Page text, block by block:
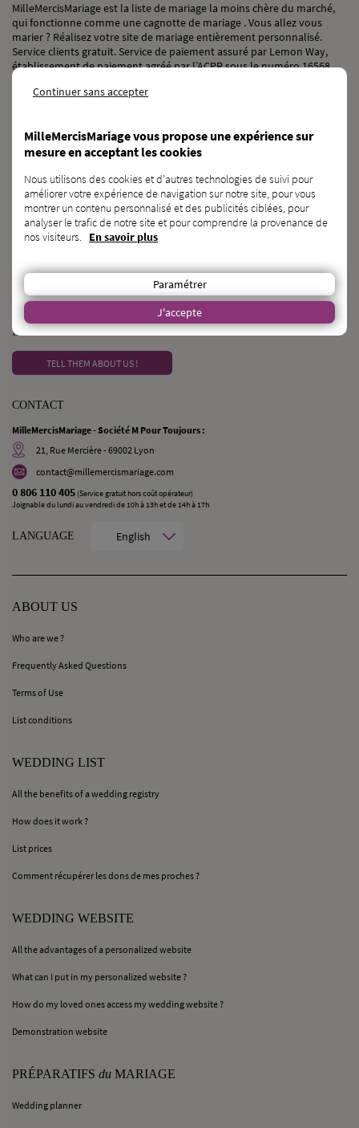
MilleMercisMariage est la liste de mariage la moins chère du marché,
qui fonctionne comme une cagnotte de mariage . Vous allez vous
marier ? Réalisez votre site de mariage entièrement personnalisé.
Service clients gratuit. Service de paiement assuré par Lemon Way,
établissement de paiement agréé par l’ACPR sous le numéro 16568.
NEED A GENERAL-PURPOSE CROWDFUNDING CAMPAIGN ?
DISCOVER KAGNOTTE.COM
DO YOU KNOW ANY FUTURE BRIDES AND GROOMS ?
TELL THEM ABOUT US !
CONTACT
MilleMercisMariage - Société M Pour Toujours :
21, Rue Mercière - 69002 Lyon
contact@millemercismariage.com
0 806 110 405 (Service gratuit hors coût opérateur)
Joignable du lundi au vendredi de 10h à 13h et de 14h à 17h
LANGUAGE English
ABOUT US
Who are we ?
Frequently Asked Questions
Terms of Use
List conditions
WEDDING LIST
All the benefits of a wedding registry
How does it work ?
List prices
Comment récupérer les dons de mes proches ?
WEDDING WEBSITE
All the advantages of a personalized website
What can I put in my personalized website ?
How do my loved ones access my wedding website ?
Demonstration website
PRÉPARATIFS du MARIAGE
Wedding planner
Continuer sans accepter
MilleMercisMariage vous propose une expérience sur
mesure en acceptant les cookies
Nous utilisons des cookies et d'autres technologies de suivi pour
améliorer votre expérience de navigation sur notre site, pour vous
montrer un contenu personnalisé et des publicités ciblées, pour
analyser le trafic de notre site et pour comprendre la provenance de
nos visiteurs. En savoir plus
Paramétrer
J'accepte